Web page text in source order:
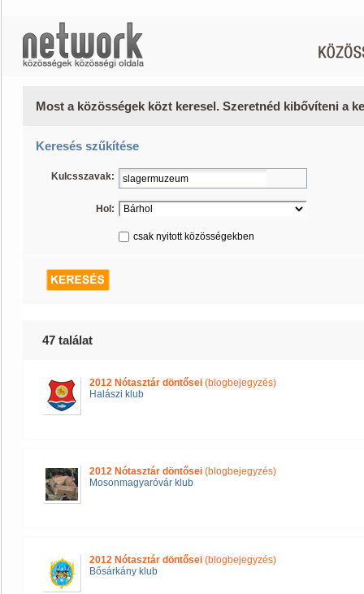
Most a közösségek közt keresel. Szeretnéd kibővíteni a
Keresés szűkítése
Kulcsszavak:
Hol:
csak nyitott közösségekben
47 találat
2012 Nótasztár döntősei (blogbejegyzés)
Halászi klub
2012 Nótasztár döntősei (blogbejegyzés)
Mosonmagyaróvár klub
2012 Nótasztár döntősei (blogbejegyzés)
Bősárkány klub